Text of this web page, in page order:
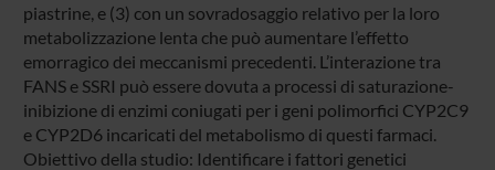
piastrine, e (3) con un sovradosaggio relativo per la loro
metabolizzazione lenta che può aumentare l’effetto
emorragico dei meccanismi precedenti. L’interazione tra
FANS e SSRI può essere dovuta a processi di saturazione-
inibizione di enzimi coniugati per i geni polimorfici CYP2C9
e CYP2D6 incaricati del metabolismo di questi farmaci.
Obiettivo della studio: Identificare i fattori genetici